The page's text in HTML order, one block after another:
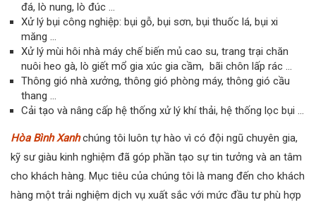
đá, lò nung, lò đúc …
Xử lý bụi công nghiệp: bụi gỗ, bụi sơn, bụi thuốc lá, bụi xi
măng …
Xử lý mùi hôi nhà máy chế biến mủ cao su, trang trại chăn
nuôi heo gà, lò giết mổ gia xúc gia cầm, bãi chôn lấp rác …
Thông gió nhà xưởng, thông gió phòng máy, thông gió cầu
thang …
Cải tạo và nâng cấp hệ thống xử lý khí thải, hệ thống lọc bụi …
Hòa Bình Xanhchúng tôi luôn tự hào vì có đội ngũ chuyên gia,
kỹ sư giàu kinh nghiệm đã góp phần tạo sự tin tưởng và an tâm
cho khách hàng. Mục tiêu của chúng tôi là mang đến cho khách
hàng một trải nghiệm dịch vụ xuất sắc với mức đầu tư phù hợp